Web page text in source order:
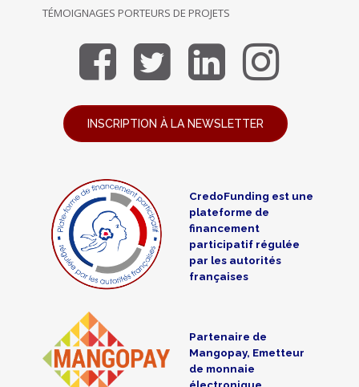
TÉMOIGNAGES PORTEURS DE PROJETS
INSCRIPTION À LA NEWSLETTER
CredoFunding est une
plateforme de
financement
participatif régulée
par les autorités
françaises
Partenaire de
Mangopay, Emetteur
de monnaie